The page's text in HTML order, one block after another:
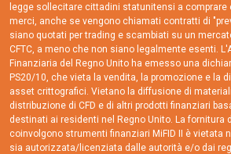
legge sollecitare cittadini statunitensi a comprare
merci, anche se vengono chiamati contratti di
siano quotati per trading e scambiati su un
CFTC, a meno che non siano legalmente esenti.
Finanziaria del Regno Unito ha emesso una
PS20/10, che vieta la vendita, la promozione e la
asset crittografici. Vietano la diffusione di
distribuzione di CFD e di altri prodotti finanziari
destinati ai residenti nel Regno Unito. La fornitura
coinvolgono strumenti finanziari MiFID II è vietata
sia autorizzata/licenziata dalle autorità e/o dai